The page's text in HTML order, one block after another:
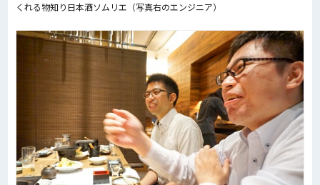
くれる物知り日本酒ソムリエ（写真右のエンジニア）